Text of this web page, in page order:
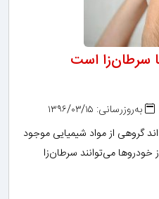
سرطان‌زا است
به‌روزرسانی: ۱۳۹۶/۰۳/۱۵
گروهی از مواد شیمیایی موجود
خودروها می‌توانند سرطان‌زا